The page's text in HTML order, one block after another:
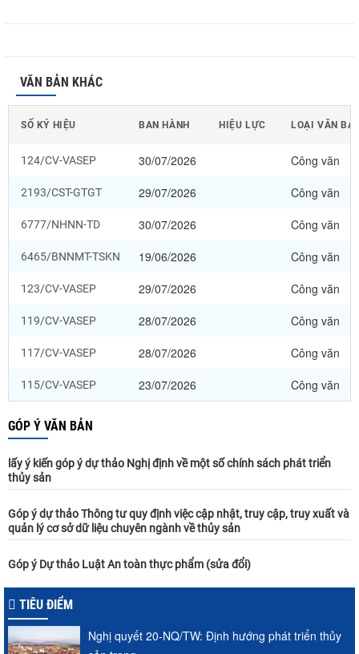
VĂN BẢN KHÁC
SỐ KÝ HIỆU BAN HÀNH HIỆU LỰC LOẠI VĂN
124/CV-VASEP 30/07/2026 Công văn
2193/CST-GTGT 29/07/2026 Công văn
6777/NHNN-TD 30/07/2026 Công văn
6465/BNNMT-TSKN 19/06/2026 Công văn
123/CV-VASEP 29/07/2026 Công văn
119/CV-VASEP 28/07/2026 Công văn
117/CV-VASEP 28/07/2026 Công văn
115/CV-VASEP 23/07/2026 Công văn
GÓP Ý VĂN BẢN
lấy ý kiến góp ý dự thảo Nghị định về một số chính sách phát triển
thủy sản
Góp ý dự thảo Thông tư quy định việc cập nhật, truy cập, truy xuất và
quản lý cơ sở dữ liệu chuyên ngành về thủy sản
Góp ý Dự thảo Luật An toàn thực phẩm (sửa đổi)
TIÊU ĐIỂM
Nghị quyết 20-NQ/TW: Định hướng phát triển thủy